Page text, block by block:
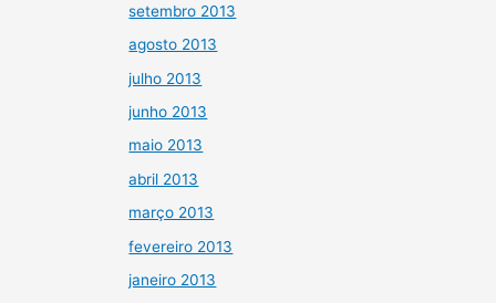
setembro 2013
agosto 2013
julho 2013
junho 2013
maio 2013
abril 2013
março 2013
fevereiro 2013
janeiro 2013